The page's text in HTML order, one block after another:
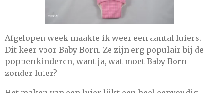
Afgelopen week maakte ik weer een aantal luiers.
Dit keer voor Baby Born. Ze zijn erg populair bij de
poppenkinderen, want ja, wat moet Baby Born
zonder luier?